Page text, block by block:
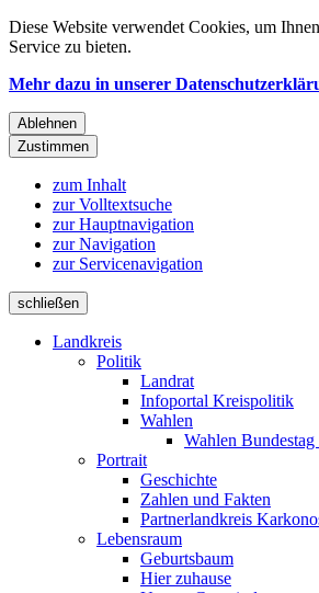
Diese Website verwendet Cookies, um
Service zu bieten.
Mehr dazu in unserer
Ablehnen
Zustimmen
zum Inhalt
zur Volltextsuche
zur Hauptnavigation
zur Navigation
zur Servicenavigation
schließen
Landkreis
Politik
Landrat
Infoportal Kreispolitik
Wahlen
Wahlen Bundestag
Portrait
Geschichte
Zahlen und Fakten
Partnerlandkreis
Lebensraum
Geburtsbaum
Hier zuhause